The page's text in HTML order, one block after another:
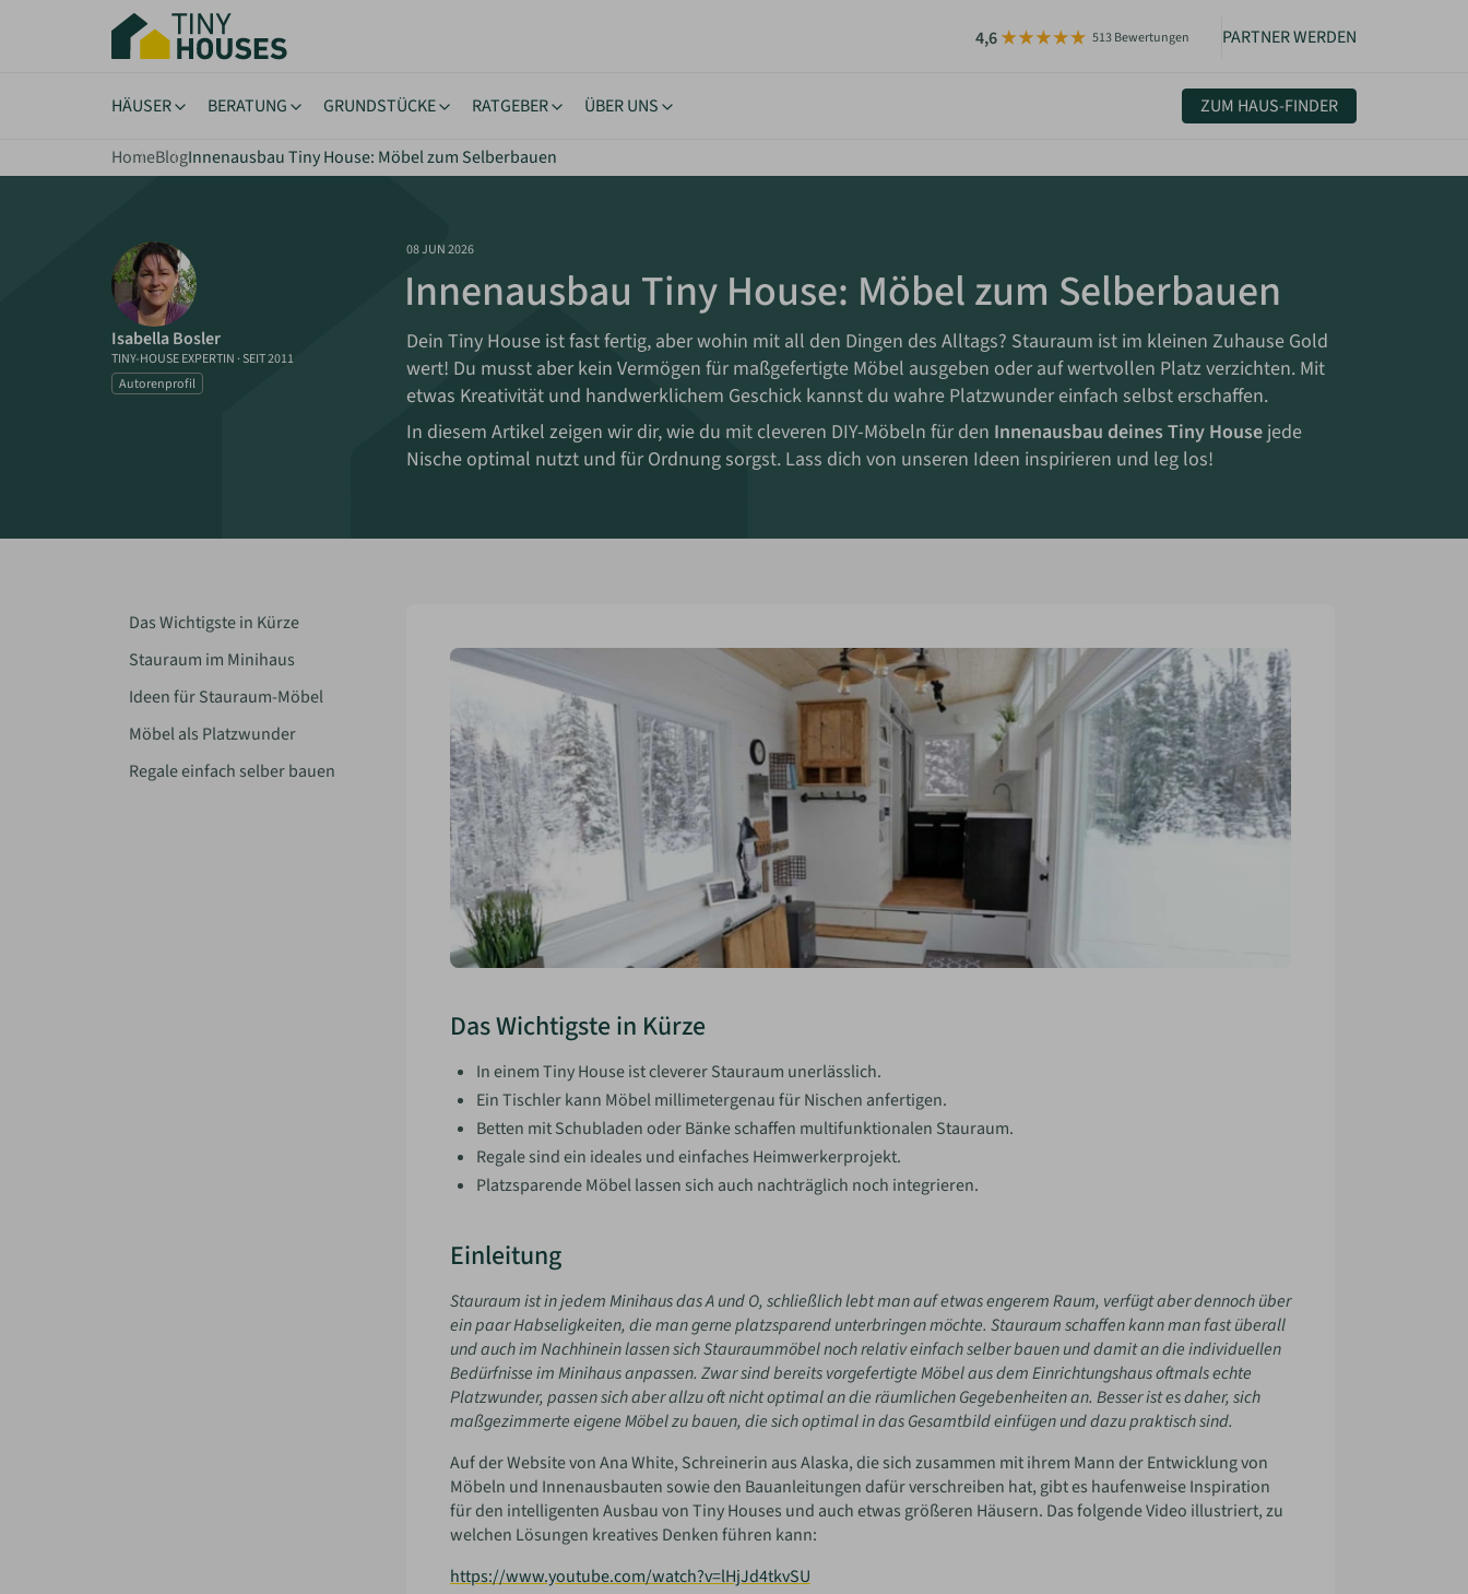
4,6 513 Bewertungen PARTNER WERDEN
HÄUSER
Mini Häuser
Kleine Häuser
Containerhäuser
Einfamilienhäuser
Alle Häuser entdecken
Photovoltaik & Autarkie
Probewohnen
NEU
BERATUNG
Workshops
GRUNDSTÜCKE RATGEBER
Häuser-Vergleich
Bauberater
Versicherungen
Grundstücksuche
Finanzierungstipps
Autarkes Wohnen
ÜBER UNS ZUM HAUS-FINDER
HomeBlogInnenausbau Tiny House: Möbel zum Selberbauen
Isabella Bosler
TINY-HOUSE EXPERTIN ·SEIT 2011
Autorenprofil
08 JUN 2026
Innenausbau Tiny House: Möbel zum Selberbauen
Dein Tiny House ist fast fertig, aber wohin mit all den Dingen des Alltags? Stauraum ist im kleinen Zuhause Gold
wert! Du musst aber kein Vermögen für maßgefertigte Möbel ausgeben oder auf wertvollen Platz verzichten. Mit
etwas Kreativität und handwerklichem Geschick kannst du wahre Platzwunder einfach selbst erschaffen.
In diesem Artikel zeigen wir dir, wie du mit cleveren DIY-Möbeln für den Innenausbau deines Tiny House jede
Nische optimal nutzt und für Ordnung sorgst. Lass dich von unseren Ideen inspirieren und leg los!
Das Wichtigste in Kürze
Stauraum im Minihaus
Ideen für Stauraum-Möbel
Möbel als Platzwunder
Regale einfach selber bauen
Das Wichtigste in Kürze
In einem Tiny House ist cleverer Stauraum unerlässlich.
Ein Tischler kann Möbel millimetergenau für Nischen anfertigen.
Betten mit Schubladen oder Bänke schaffen multifunktionalen Stauraum.
Regale sind ein ideales und einfaches Heimwerkerprojekt.
Platzsparende Möbel lassen sich auch nachträglich noch integrieren.
Einleitung
Stauraum ist in jedem Minihaus das A und O, schließlich lebt man auf etwas engerem Raum, verfügt aber dennoch über
ein paar Habseligkeiten, die man gerne platzsparend unterbringen möchte. Stauraum schaffen kann man fast überall
und auch im Nachhinein lassen sich Stauraummöbel noch relativ einfach selber bauen und damit an die individuellen
Bedürfnisse im Minihaus anpassen. Zwar sind bereits vorgefertigte Möbel aus dem Einrichtungshaus oftmals echte
Platzwunder, passen sich aber allzu oft nicht optimal an die räumlichen Gegebenheiten an. Besser ist es daher, sich
maßgezimmerte eigene Möbel zu bauen, die sich optimal in das Gesamtbild einfügen und dazu praktisch sind.
Auf der Website von Ana White, Schreinerin aus Alaska, die sich zusammen mit ihrem Mann der Entwicklung von
Möbeln und Innenausbauten sowie den Bauanleitungen dafür verschreiben hat, gibt es haufenweise Inspiration
für den intelligenten Ausbau von Tiny Houses und auch etwas größeren Häusern. Das folgende Video illustriert, zu
welchen Lösungen kreatives Denken führen kann:
https://www.youtube.com/watch?v=lHjJd4tkvSU